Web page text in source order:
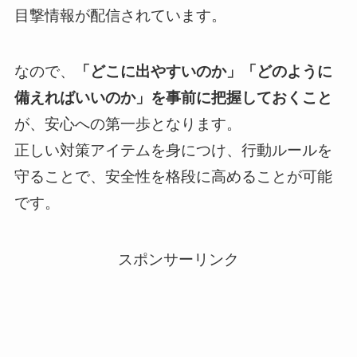
目撃情報が配信されています。
なので、
「どこに出やすいのか」「どのように
備えればいいのか」を事前に把握しておくこと
が、安心への第一歩となります。
正しい対策アイテムを身につけ、行動ルールを
守ることで、安全性を格段に高めることが可能
です。
スポンサーリンク